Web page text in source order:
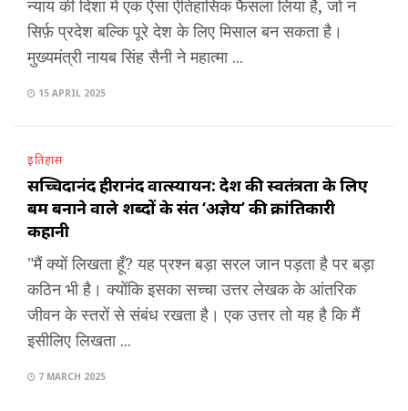
न्याय की दिशा में एक ऐसा ऐतिहासिक फैसला लिया है, जो न
सिर्फ़ प्रदेश बल्कि पूरे देश के लिए मिसाल बन सकता है।
मुख्यमंत्री नायब सिंह सैनी ने महात्मा ...
15 APRIL 2025
इतिहास
सच्चिदानंद हीरानंद वात्स्यायन: देश की स्वतंत्रता के लिए
बम बनाने वाले शब्दों के संत ‘अज्ञेय’ की क्रांतिकारी
कहानी
"मैं क्यों लिखता हूँ? यह प्रश्न बड़ा सरल जान पड़ता है पर बड़ा
कठिन भी है। क्योंकि इसका सच्चा उत्तर लेखक के आंतरिक
जीवन के स्तरों से संबंध रखता है। एक उत्तर तो यह है कि मैं
इसीलिए लिखता ...
7 MARCH 2025